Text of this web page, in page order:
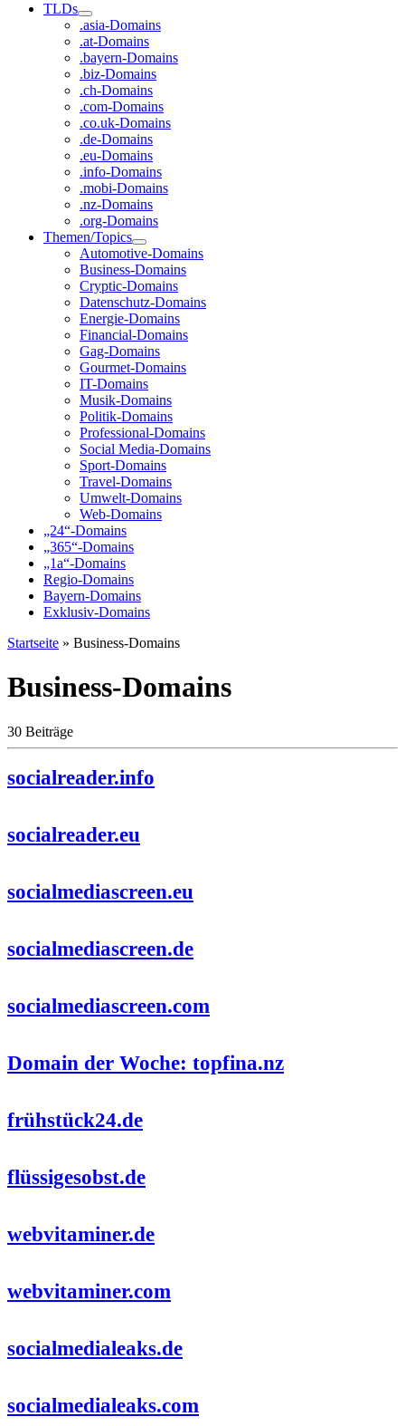
TLDs
.asia-Domains
.at-Domains
.bayern-Domains
.biz-Domains
.ch-Domains
.com-Domains
.co.uk-Domains
.de-Domains
.eu-Domains
.info-Domains
.mobi-Domains
.nz-Domains
.org-Domains
Themen/Topics
Automotive-Domains
Business-Domains
Cryptic-Domains
Datenschutz-Domains
Energie-Domains
Financial-Domains
Gag-Domains
Gourmet-Domains
IT-Domains
Musik-Domains
Politik-Domains
Professional-Domains
Social Media-Domains
Sport-Domains
Travel-Domains
Umwelt-Domains
Web-Domains
„24“-Domains
„365“-Domains
„1a“-Domains
Regio-Domains
Bayern-Domains
Exklusiv-Domains
Startseite » Business-Domains
Business-Domains
30 Beiträge
socialreader.info
socialreader.eu
socialmediascreen.eu
socialmediascreen.de
socialmediascreen.com
Domain der Woche: topfina.nz
frühstück24.de
flüssigesobst.de
webvitaminer.de
webvitaminer.com
socialmedialeaks.de
socialmedialeaks.com